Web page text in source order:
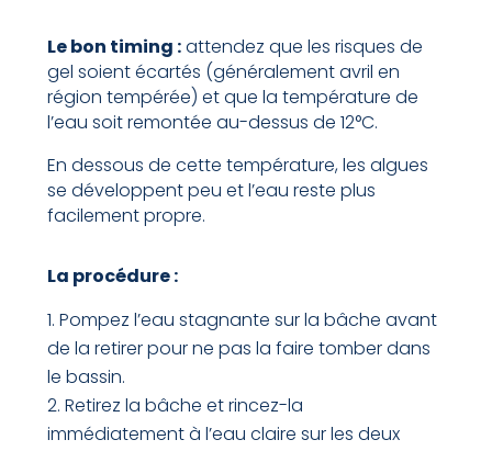
Le bon timing :attendez que les risques de
gel soient écartés (généralement avril en
région tempérée) et que la température de
l’eau soit remontée au-dessus de 12°C.
En dessous de cette température, les algues
se développent peu et l’eau reste plus
facilement propre.
La procédure :
Pompez l’eau stagnante sur la bâche avant
de la retirer pour ne pas la faire tomber dans
le bassin.
Retirez la bâche et rincez-la
immédiatement à l’eau claire sur les deux